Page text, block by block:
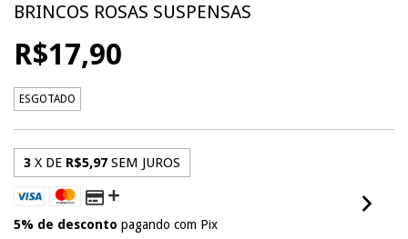
BRINCOS ROSAS SUSPENSAS
R$17,90
ESGOTADO
3 X DE R$5,97 SEM JUROS
5% de desconto pagando com Pix